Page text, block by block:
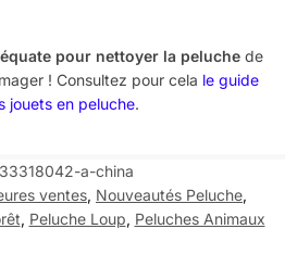
pour nettoyer la peluche de
! Consultez pour cela le guide
jouets en peluche.
33318042-a-china
ventes, Nouveautés Peluche,
, Peluche Loup, Peluches Animaux